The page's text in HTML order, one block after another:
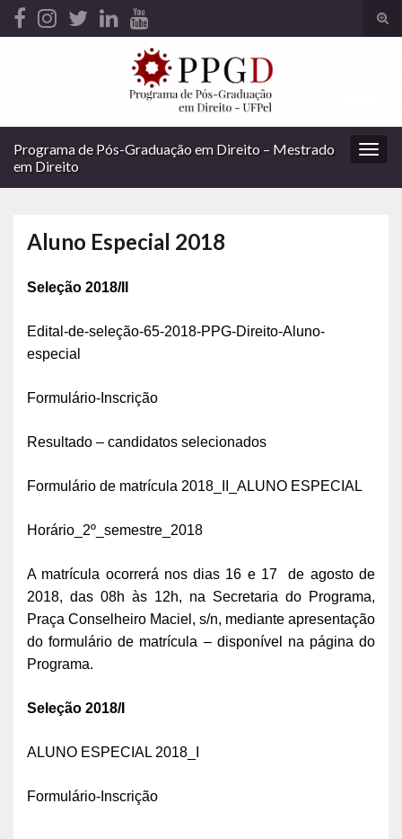
Search for:
Programa de Pós-Graduação em Direito – Mestrado
em Direito
Aluno Especial 2018
Seleção 2018/II
Edital-de-seleção-65-2018-PPG-Direito-Aluno-
especial
Formulário-Inscrição
Resultado – candidatos selecionados
Formulário de matrícula 2018_II_ALUNO ESPECIAL
Horário_2º_semestre_2018
A matrícula ocorrerá nos dias 16 e 17 de agosto de
2018, das 08h às 12h, na Secretaria do Programa,
Praça Conselheiro Maciel, s/n, mediante apresentação
do formulário de matrícula – disponível na página do
Programa.
Seleção 2018/I
ALUNO ESPECIAL 2018_I
Formulário-Inscrição